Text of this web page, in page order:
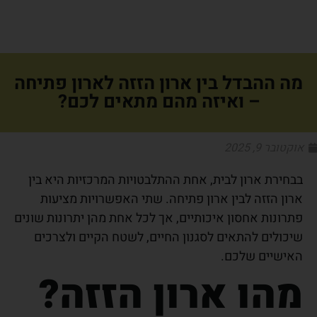
מה ההבדל בין ארון הזזה לארון פתיחה
– ואיזה מהם מתאים לכם?
בבחירת ארון לבית, אחת ההתלבטויות המרכזיות היא בין
ארון הזזה לבין ארון פתיחה. שתי האפשרויות מציעות
פתרונות אחסון איכותיים, אך לכל אחת מהן יתרונות שונים
שיכולים להתאים לסגנון החיים, לשטח הקיים ולצרכים
האישיים שלכם.
מהו ארון הזזה?